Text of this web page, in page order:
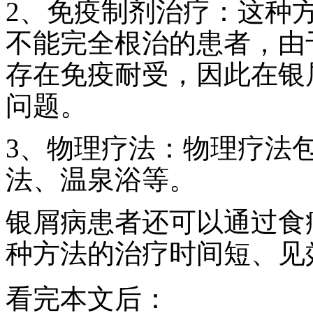
2、免疫制剂治疗：这种
不能完全根治的患者，
存在免疫耐受，因此在
问题。
3、物理疗法：物理疗法
法、温泉浴等。
银屑病患者还可以通过
种方法的治疗时间短、见
看完本文后：